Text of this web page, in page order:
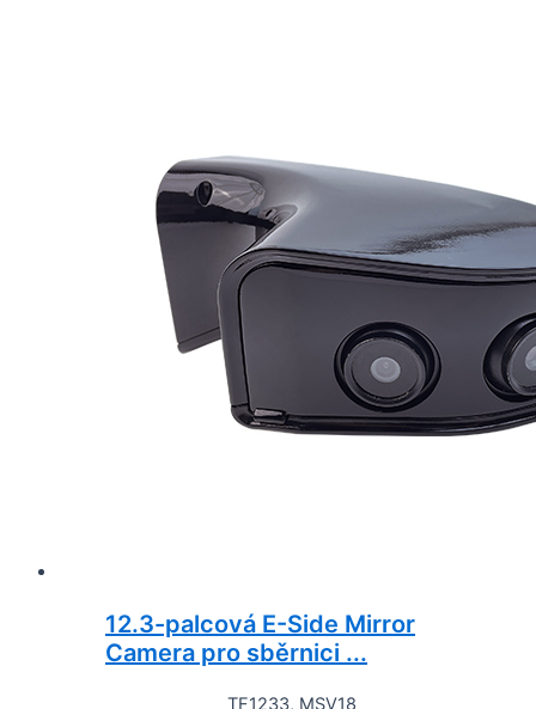
12.3-palcová E-Side Mirror
Camera pro sběrnici ...
TF1233, MSV18